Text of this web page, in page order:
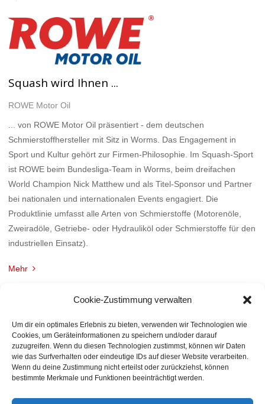
Cookie-Zustimmung verwalten
Um dir ein optimales Erlebnis zu bieten, verwenden wir Technologien wie
Cookies, um Geräteinformationen zu speichern und/oder darauf
zuzugreifen. Wenn du diesen Technologien zustimmst, können wir Daten
wie das Surfverhalten oder eindeutige IDs auf dieser Website verarbeiten.
Wenn du deine Zustimmung nicht erteilst oder zurückziehst, können
bestimmte Merkmale und Funktionen beeinträchtigt werden.
Squash wird Ihnen ...
ROWE Motor Oil
... von ROWE Motor Oil präsentiert - dem deutschen
Schmierstoffhersteller mit Sitz in Worms. Das Engagement in
Sport und Kultur gehört zur Firmen-Philosophie. Im Squash-Sport
ist ROWE beim Bundesliga-Team in Worms, beim dreifachen
World Champion Nick Matthew und als Titel-Sponsor und Partner
bei nationalen und internationalen Events engagiert. Die
Produktlinie umfasst alle Arten von Schmierstoffe (Motorenöle,
Zweiradöle, Getriebe- oder Hydrauliköl oder Schmierstoffe für den
industriellen Einsatz).
Mehr
BACK TO TOP